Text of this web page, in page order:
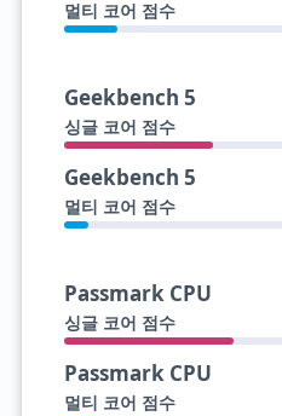
멀티 코어 점수
Geekbench 5
싱글 코어 점수
Geekbench 5
멀티 코어 점수
Passmark CPU
싱글 코어 점수
Passmark CPU
멀티 코어 점수